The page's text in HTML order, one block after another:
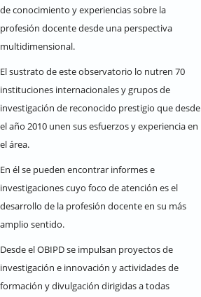
de conocimiento y experiencias sobre la
profesión docente desde una perspectiva
multidimensional.
El sustrato de este observatorio lo nutren 70
instituciones internacionales y grupos de
investigación de reconocido prestigio que desde
el año 2010 unen sus esfuerzos y experiencia en
el área.
En él se pueden encontrar informes e
investigaciones cuyo foco de atención es el
desarrollo de la profesión docente en su más
amplio sentido.
Desde el OBIPD se impulsan proyectos de
investigación e innovación y actividades de
formación y divulgación dirigidas a todas